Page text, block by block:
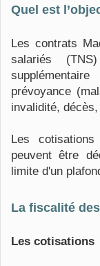
Quel est
Les contrats
salariés
prévoyance
invalidité,
Les
peuvent être
limite d'un
La fiscalité
Les cotisations